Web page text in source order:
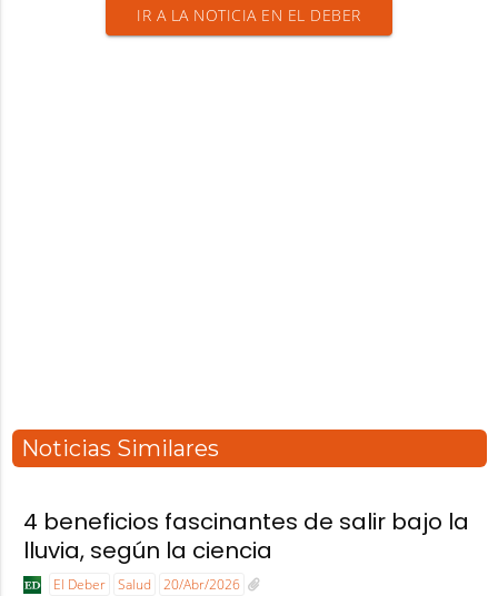
IR A LA NOTICIA EN EL DEBER
Noticias Similares
4 beneficios fascinantes de salir bajo la
lluvia, según la ciencia
El Deber Salud 20/Abr/2026